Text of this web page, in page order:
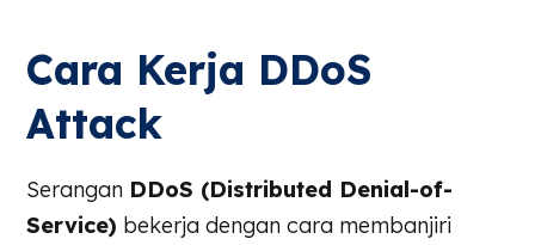
Cara Kerja DDoS
Attack
Serangan DDoS (Distributed Denial-of-
Service) bekerja dengan cara membanjiri